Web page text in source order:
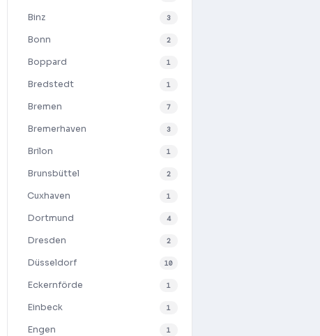
Binz 3
Bonn 2
Boppard 1
Bredstedt 1
Bremen 7
Bremerhaven 3
Brilon 1
Brunsbüttel 2
Cuxhaven 1
Dortmund 4
Dresden 2
Düsseldorf 10
Eckernförde 1
Einbeck 1
Engen 1